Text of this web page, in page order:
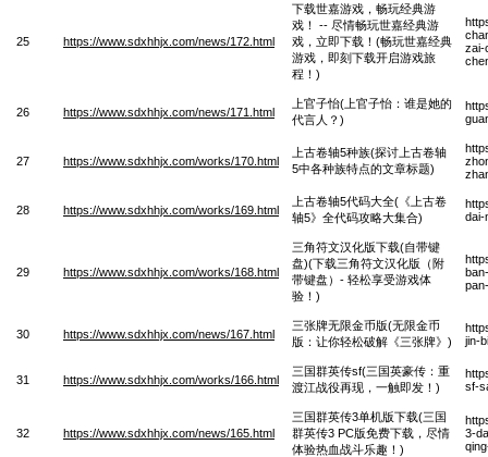
25 https://www.sdxhhjx.com/news/172.html
下载世嘉游戏，畅玩经典游
戏！ -- 尽情畅玩世嘉经典游
戏，立即下载！(畅玩世嘉经典
游戏，即刻下载开启游戏旅
程！)
zai-
26 https://www.sdxhhjx.com/news/171.html
上官子怡(上官子怡：谁是她的
代言人？)
27 https://www.sdxhhjx.com/works/170.html
上古卷轴5种族(探讨上古卷轴
5中各种族特点的文章标题)
28 https://www.sdxhhjx.com/works/169.html
上古卷轴5代码大全(《上古卷
轴5》全代码攻略大集合)
dai-
29 https://www.sdxhhjx.com/works/168.html
三角符文汉化版下载(自带键
盘)(下载三角符文汉化版（附
带键盘）- 轻松享受游戏体
验！)
30 https://www.sdxhhjx.com/news/167.html
三张牌无限金币版(无限金币
版：让你轻松破解《三张牌》)
jin-
31 https://www.sdxhhjx.com/works/166.html
三国群英传sf(三国英豪传：重
渡江战役再现，一触即发！)
sf-
32 https://www.sdxhhjx.com/news/165.html
三国群英传3单机版下载(三国
群英传3 PC版免费下载，尽情
体验热血战斗乐趣！)
3-